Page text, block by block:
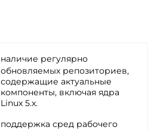
наличие регулярно
обновляемых репозиториев,
содержащие актуальные
компоненты, включая ядра
Linux 5.x.
поддержка сред рабочего